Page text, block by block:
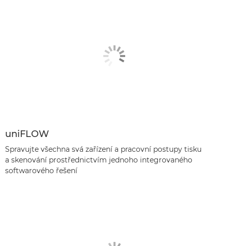
uniFLOW
Spravujte všechna svá zařízení a pracovní postupy tisku
a skenování prostřednictvím jednoho integrovaného
softwarového řešení